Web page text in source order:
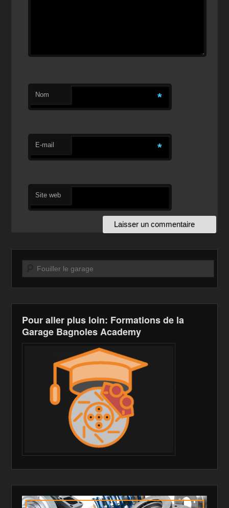
Nom *
E-mail *
Site web
Recherche
Pour aller plus loin: Formations de la
Garage Bagnoles Academy